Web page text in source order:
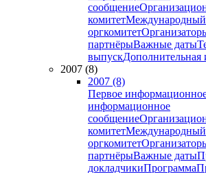
сообщение
комитетМеждународный
оргкомитет
партнёрыВажные даты
выпуск
2007 (8)
2007 (8)
Первое
информационное
сообщение
комитетМеждународный
оргкомитет
партнёрыВажные даты
докладчикиПрограмма